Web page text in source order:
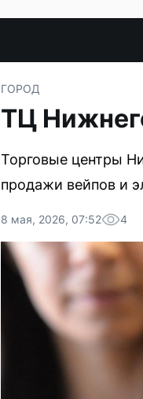
ГОРОД
ТЦ
Торговые центры
продажи вейпов и
8 мая, 2026, 07:52 4